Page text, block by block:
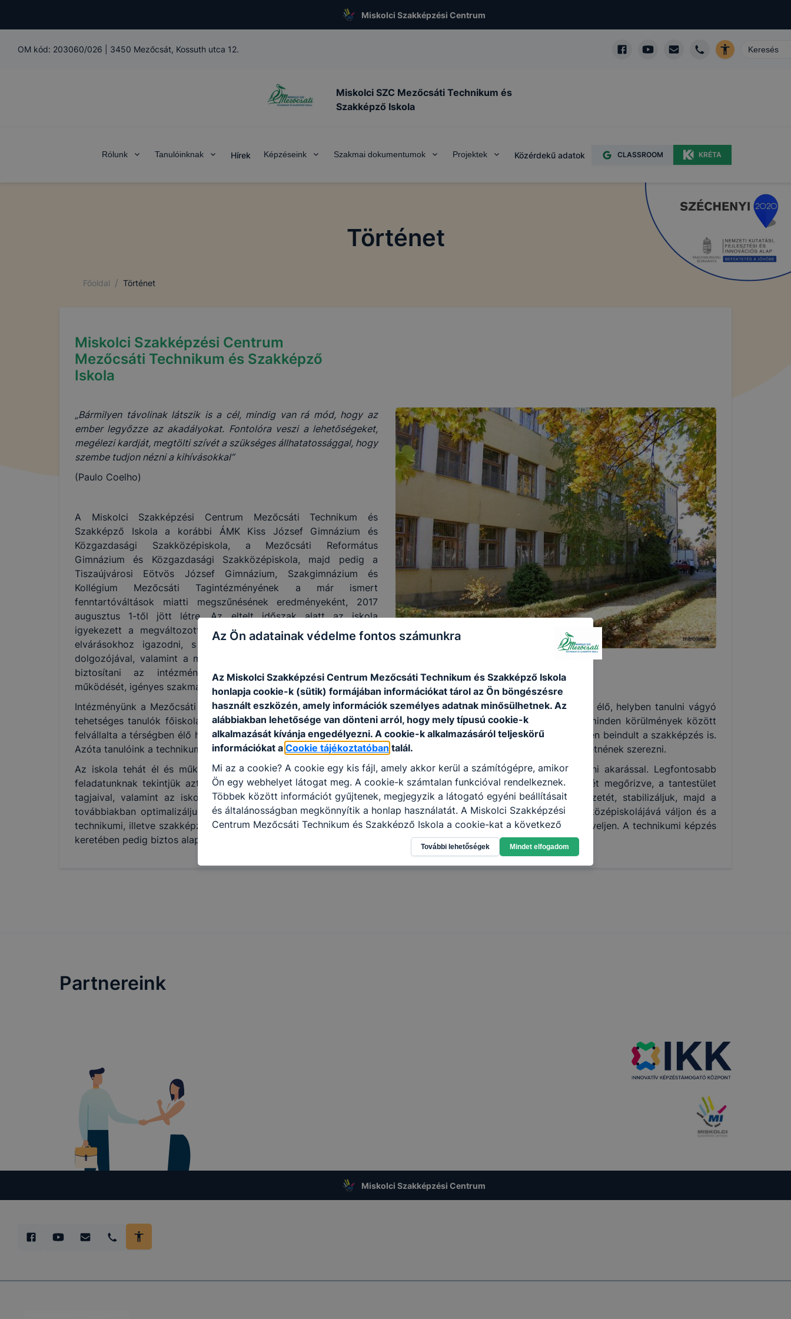
Miskolci Szakképzési Centrum
OM kód: 203060/026 3450 Mezőcsát, Kossuth utca 12.
Miskolci SZC Mezőcsáti Technikum és
Szakképző Iskola
Rólunk Tanulóinknak Hírek Képzéseink Szakmai dokumentumok Projektek Közérdekű adatok CLASSROOM KRÉTA
Történet
Főoldal / Történet
Miskolci Szakképzési Centrum
Mezőcsáti Technikum és Szakképző
Iskola
„Bármilyen távolinak látszik is a cél, mindig van rá mód, hogy az
ember legyőzze az akadályokat. Fontolóra veszi a lehetőségeket,
megélezi kardját, megtölti szívét a szükséges állhatatossággal, hogy
szembe tudjon nézni a kihívásokkal”
(Paulo Coelho)
A Miskolci Szakképzési Centrum Mezőcsáti Technikum és
Szakképző Iskola a korábbi ÁMK Kiss József Gimnázium és
Közgazdasági Szakközépiskola, a Mezőcsáti Református
Gimnázium és Közgazdasági Szakközépiskola, majd pedig a
Tiszaújvárosi Eötvös József Gimnázium, Szakgimnázium és
Kollégium Mezőcsáti Tagintézményének a már ismert
fenntartóváltások miatti megszűnésének eredményeként, 2017
augusztus 1-től jött létre. Az eltelt időszak alatt az iskola
igyekezett a megváltozott oktatási körülményekhez, társadalmi
elvárásokhoz igazodni, s a tantestület és az iskola minden
dolgozójával, valamint a mindenkori fenntartóval együttműködve
biztosítani az intézmény törvényi előírásoknak megfelelő
működését, igényes szakmai munkát végezni.
Intézményünk a Mezőcsáti Járás egyetlen középiskolájaként biztosította a Mezőcsát város és vonzáskörzetében élő, helyben tanulni vágyó
tehetséges tanulók főiskolai vagy egyetemi tanulmányokra való felkészítését. Ugyanakkor minden időszakban, minden körülmények között
felvállalta a térségben élő hátrányos és halmozottan hátrányos helyzetű fiatalok nevelését és oktatását is. 2017-ben beindult a szakképzés is.
Azóta tanulóink a technikumi képzés mellett 6 féle szakma közül választhatnak, ha szakmunkás bizonyítványt szeretnének szerezni.
Az iskola tehát él és működik, tanár és diák végezte és végzi továbbra is feladatát, kitartással és bizonyítani akarással. Legfontosabb
feladatunknak tekintjük azt, hogy az intézmény eddig elért eredményeit, hagyományait és kapcsolati rendszerét megőrizve, a tantestület
tagjaival, valamint az iskola minden dolgozójával szorosan együttműködve bővítsük iskolánk képzési szerkezetét, stabilizáljuk, majd a
továbbiakban optimalizáljuk a hozzánk beiratkozó tanulók létszámát. Célunk, hogy iskolánk a térség elismert középiskolájává váljon és a
technikumi, illetve szakképző osztályokban megfelelő, korszerű szakképzettséggel rendelkező szakembereket neveljen. A technikumi képzés
keretében pedig biztos alapokat nyújtson az itt végzetteknek a továbbtanuláshoz.
Partnereink
Miskolci Szakképzési Centrum
Az Ön adatainak védelme fontos számunkra
Az Miskolci Szakképzési Centrum Mezőcsáti Technikum és Szakképző Iskola
honlapja cookie-k (sütik) formájában információkat tárol az Ön böngészésre
használt eszközén, amely információk személyes adatnak minősülhetnek. Az
alábbiakban lehetősége van dönteni arról, hogy mely típusú cookie-k
alkalmazását kívánja engedélyezni. A cookie-k alkalmazásáról teljeskörű
információkat a Cookie tájékoztatóban talál.
Mi az a cookie? A cookie egy kis fájl, amely akkor kerül a számítógépre, amikor
Ön egy webhelyet látogat meg. A cookie-k számtalan funkcióval rendelkeznek.
Többek között információt gyűjtenek, megjegyzik a látogató egyéni beállításait
és általánosságban megkönnyítik a honlap használatát. A Miskolci Szakképzési
Centrum Mezőcsáti Technikum és Szakképző Iskola a cookie-kat a következő
célokból használja: információ gyűjtése azzal kapcsolatban, hogyan használja Ön
a honlapot -annak felmérésével, hogy a honlap melyik részeit látogatja, vagy
használja leginkább, így megtudhatjuk, hogyan biztosítsunk Önnek még jobb
További lehetőségek Mindet elfogadom